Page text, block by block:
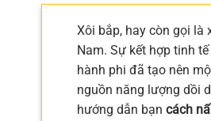
Xôi bắp, hay còn gọi là
Nam. Sự kết hợp tinh
hành phi đã tạo nên
nguồn năng lượng dồi
hướng dẫn bạn cách